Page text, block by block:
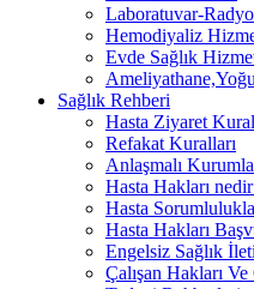
Laboratuvar-
Hemodiyaliz
Evde Sağlık
Sağlık Rehberi
Hasta Ziyaret
Refakat Kuralları
Anlaşmalı
Hasta Hakları
Hasta
Hasta Hakları
Engelsiz Sağlık
Çalışan Hakları